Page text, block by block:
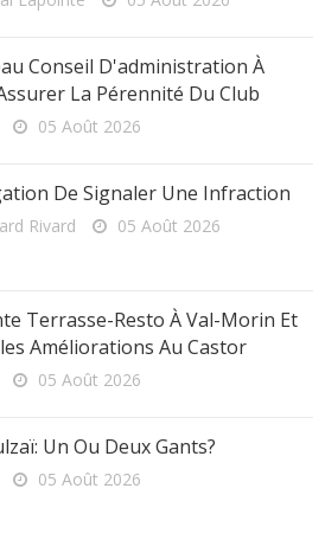
Conseil D'administration À
La Pérennité Du Club
05 Août 2026
De Signaler Une Infraction
Rivard 05 Août 2026
Terrasse-Resto À Val-Morin Et
Améliorations Au Castor
05 Août 2026
Un Ou Deux Gants?
05 Août 2026